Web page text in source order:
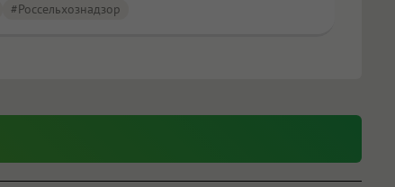
#Россельхознадзор